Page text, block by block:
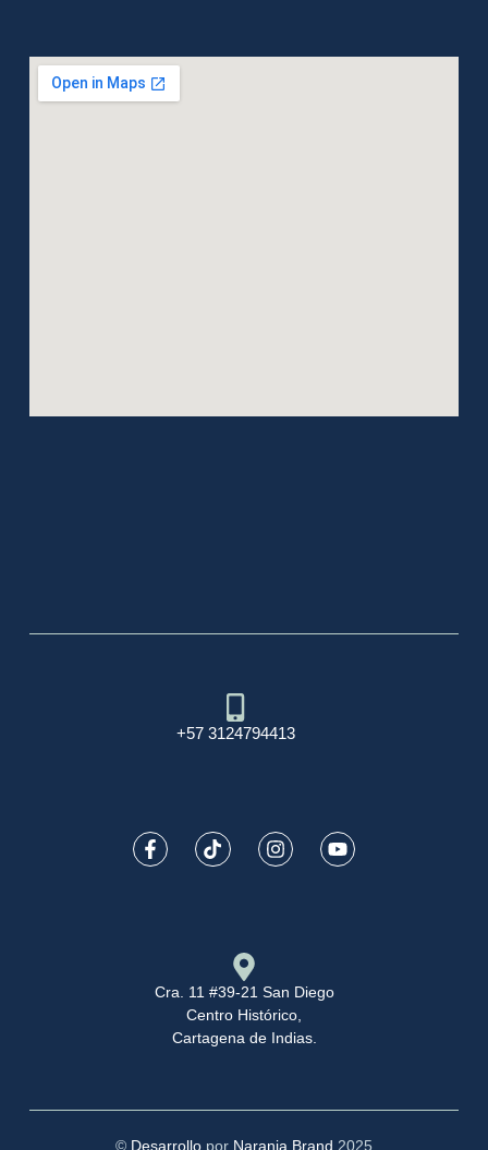
Cra. 11 #39-21 San Diego
Centro Histórico,
Cartagena de Indias.
+57 3124794413
© Desarrollo por Naranja Brand 2025